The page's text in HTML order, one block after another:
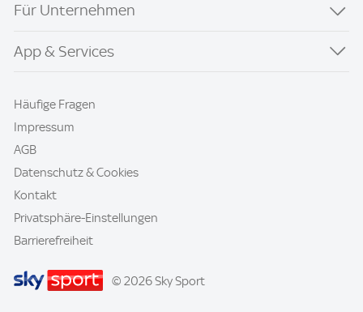
Für Unternehmen
App & Services
Häufige Fragen
Impressum
AGB
Datenschutz & Cookies
Kontakt
Privatsphäre-Einstellungen
Barrierefreiheit
© 2026 Sky Sport